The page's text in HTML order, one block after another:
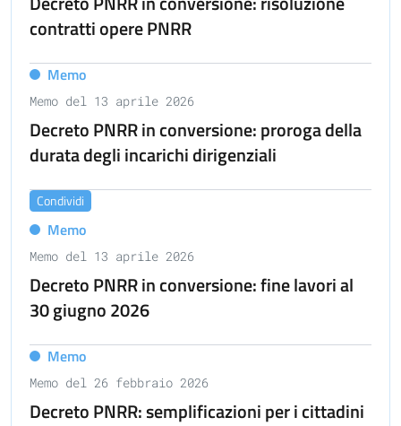
contratti opere PNRR
Memo
Memo del 13 aprile 2026
Decreto PNRR in conversione: proroga della
durata degli incarichi dirigenziali
Condividi
Memo
Memo del 13 aprile 2026
Decreto PNRR in conversione: fine lavori al
30 giugno 2026
Memo
Memo del 26 febbraio 2026
Decreto PNRR: semplificazioni per i cittadini